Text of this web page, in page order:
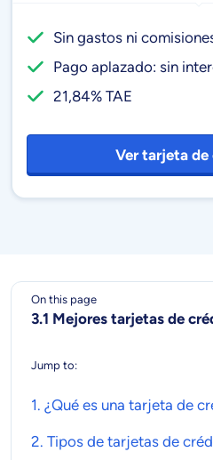
Sin gastos ni
Pago aplazado: sin
21,84% TAE
Ver tarjeta
On this page
3.1 Mejores tarjetas de
Jump to:
1. ¿Qué es una tarjeta de
2. Tipos de tarjetas de